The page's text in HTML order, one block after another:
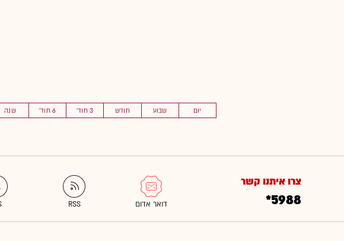
יום שבוע חודש 3 חוד' 6 חוד' שנה
צרו איתנו קשר
*5988